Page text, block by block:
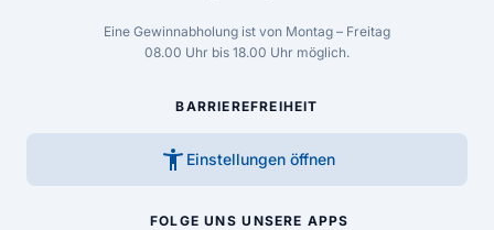
Eine Gewinnabholung ist von Montag – Freitag
08.00 Uhr bis 18.00 Uhr möglich.
BARRIEREFREIHEIT
accessibility_new Einstellungen öffnen
FOLGE UNS UNSERE APPS